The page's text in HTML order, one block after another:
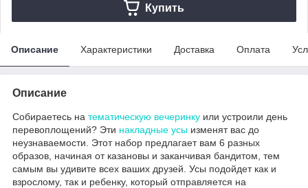
Купить
Описание Характеристики Доставка Оплата
Описание
Собираетесь на тематическую вечеринку или устроили день
перевоплощений? Эти накладные усы изменят вас до
неузнаваемости. Этот набор предлагает вам 6 разных
образов, начиная от казановы и заканчивая бандитом, тем
самым вы удивите всех ваших друзей. Усы подойдет как и
взрослому, так и ребенку, который отправляется на